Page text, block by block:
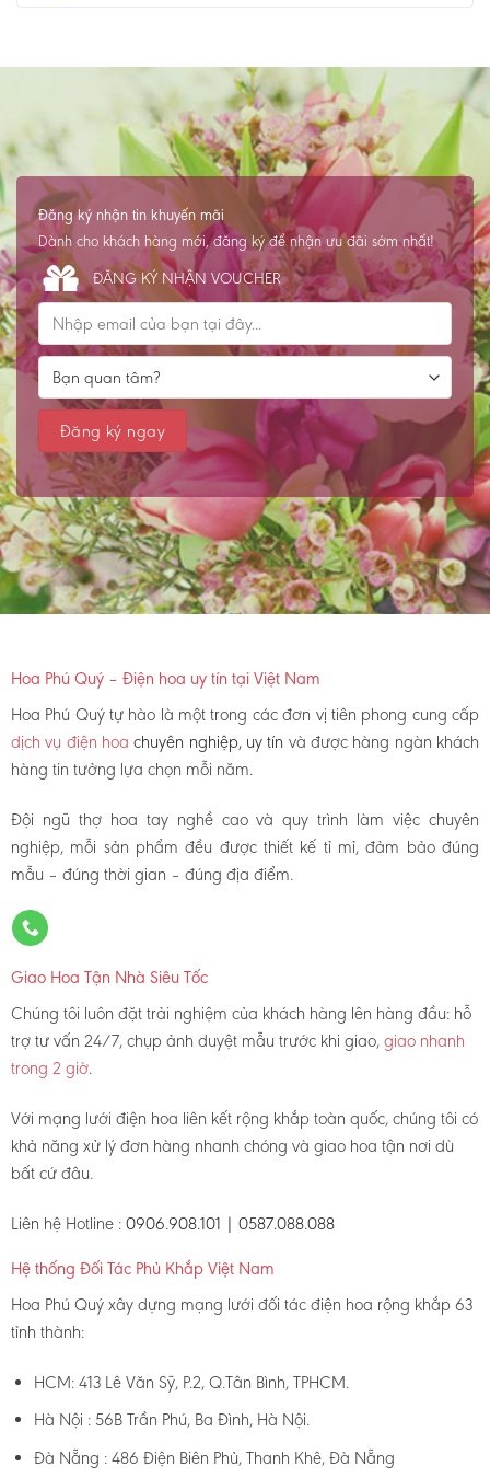
Đăng ký nhận tin khuyến mãi
Dành cho khách hàng mới, đăng ký để nhận ưu đãi sớm nhất!
ĐĂNG KÝ NHẬN VOUCHER
Hoa Phú Quý – Điện hoa uy tín tại Việt Nam
Hoa Phú Quý tự hào là một trong các đơn vị tiên phong cung cấp
dịch vụ điện hoachuyên nghiệp, uy tín và được hàng ngàn khách
hàng tin tưởng lựa chọn mỗi năm.
Đội ngũ thợ hoa tay nghề cao và quy trình làm việc chuyên
nghiệp, mỗi sản phẩm đều được thiết kế tỉ mỉ, đảm bảo đúng
mẫu – đúng thời gian – đúng địa điểm.
Giao Hoa Tận Nhà Siêu Tốc
Chúng tôi luôn đặt trải nghiệm của khách hàng lên hàng đầu: hỗ
trợ tư vấn 24/7, chụp ảnh duyệt mẫu trước khi giao,giao nhanh
trong 2 giờ.
Với mạng lưới điện hoa liên kết rộng khắp toàn quốc, chúng tôi có
khả năng xử lý đơn hàng nhanh chóng và giao hoa tận nơi dù
bất cứ đâu.
Liên hệ Hotline : 0906.908.101 | 0587.088.088
Hệ thống Đối Tác Phủ Khắp Việt Nam
Hoa Phú Quý xây dựng mạng lưới đối tác điện hoa rộng khắp 63
tỉnh thành:
HCM: 413 Lê Văn Sỹ, P.2, Q.Tân Bình, TPHCM.
Hà Nội : 56B Trần Phú, Ba Đình, Hà Nội.
Đà Nẵng : 486 Điện Biên Phủ, Thanh Khê, Đà Nẵng